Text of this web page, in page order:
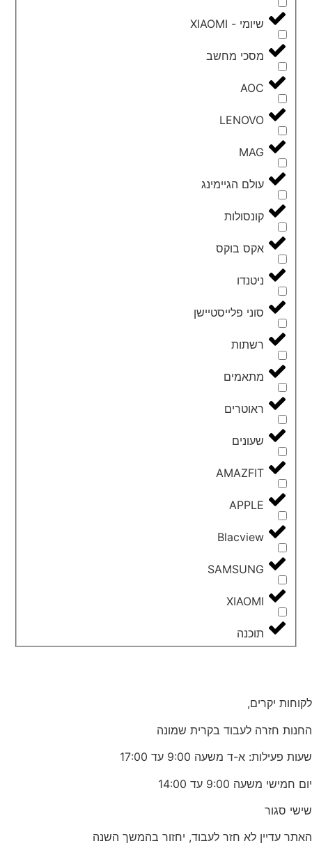
שיומי - XIAOMI
מסכי מחשב
AOC
LENOVO
MAG
עולם הגיימינג
קונסולות
אקס בוקס
ניטנדו
סוני פלייסטיישן
רשתות
מתאמים
ראוטרים
שעונים
AMAZFIT
APPLE
Blacview
SAMSUNG
XIAOMI
תוכנה
לקוחות יקרים,
החנות חזרה לעבוד בקרית שמונה
שעות פעילות: א-ד משעה 9:00 עד 17:00
יום חמישי משעה 9:00 עד 14:00
שישי סגור
האתר עדיין לא חזר לעבוד, יחזור בהמשך השנה